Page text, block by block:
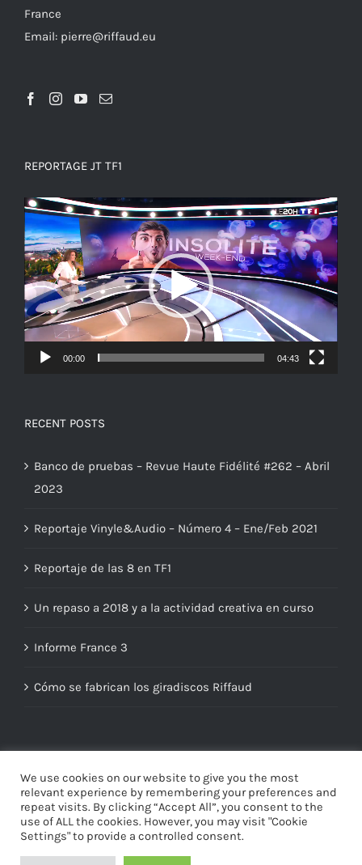
France
Email: pierre@riffaud.eu
REPORTAGE JT TF1
Reproductor
de
vídeo
00:00 04:43
RECENT POSTS
Banco de pruebas – Revue Haute Fidélité #262 – Abril
2023
Reportaje Vinyle&Audio – Número 4 – Ene/Feb 2021
Reportaje de las 8 en TF1
Un repaso a 2018 y a la actividad creativa en curso
Informe France 3
Cómo se fabrican los giradiscos Riffaud
brazo unipivotante granito
We use cookies on our website to give you the most
relevant experience by remembering your preferences and
repeat visits. By clicking “Accept All”, you consent to the
use of ALL the cookies. However, you may visit "Cookie
Settings" to provide a controlled consent.